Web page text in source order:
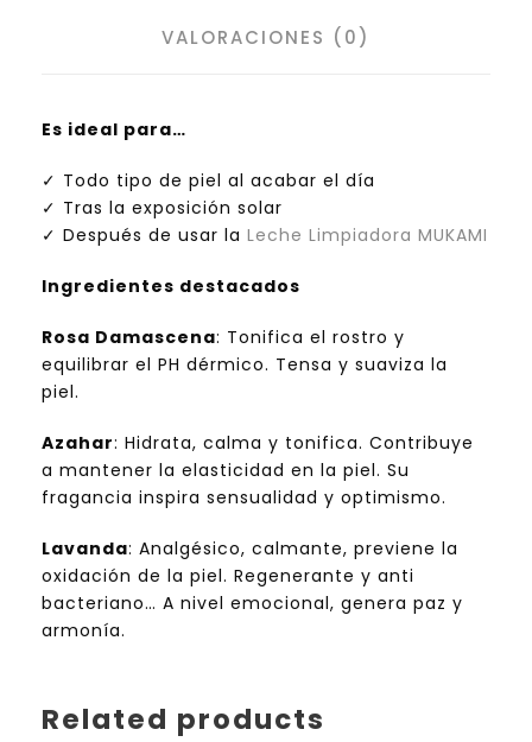
I
R
O
L
T
N
A
T
U
A
Y
R
E
F
S
C
VALORACIONES (0)
Es ideal para…
✓ Todo tipo de piel al acabar el día
✓ Tras la exposición solar
✓ Después de usar la Leche Limpiadora MUKAMI
Ingredientes destacados
Rosa Damascena: Tonifica el rostro y
equilibrar el PH dérmico. Tensa y suaviza la
piel.
Azahar: Hidrata, calma y tonifica. Contribuye
a mantener la elasticidad en la piel. Su
fragancia inspira sensualidad y optimismo.
Lavanda: Analgésico, calmante, previene la
oxidación de la piel. Regenerante y anti
bacteriano… A nivel emocional, genera paz y
armonía.
Related products